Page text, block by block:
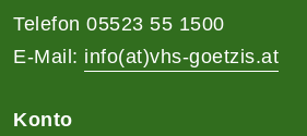
Telefon 05523 55 1500
E-Mail: info(at)vhs-goetzis.at
Konto